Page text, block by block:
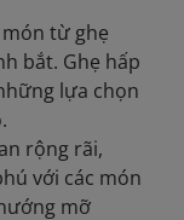
món từ ghẹ
bắt. Ghẹ hấp
lựa chọn
rộng rãi,
với các món
mỡ